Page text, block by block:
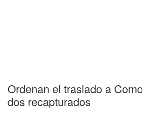
Ordenan el traslado a
dos recapturados